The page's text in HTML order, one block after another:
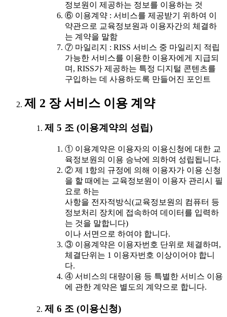
정보원이 제공하는 정보를 이용하는 것
⑥ 이용계약 : 서비스를 제공받기 위하여 이
약관으로 교육정보원과 이용자간의 체결하
는 계약을 말함
⑦ 마일리지 : RISS 서비스 중 마일리지 적립
가능한 서비스를 이용한 이용자에게 지급되
며, RISS가 제공하는 특정 디지털 콘텐츠를
구입하는 데 사용하도록 만들어진 포인트
제 2 장 서비스 이용 계약
제 5 조 (이용계약의 성립)
① 이용계약은 이용자의 이용신청에 대한 교
육정보원의 이용 승낙에 의하여 성립됩니다.
② 제 1항의 규정에 의해 이용자가 이용 신청
을 할 때에는 교육정보원이 이용자 관리시 필
요로 하는
사항을 전자적방식(교육정보원의 컴퓨터 등
정보처리 장치에 접속하여 데이터를 입력하
는 것을 말합니다)
이나 서면으로 하여야 합니다.
③ 이용계약은 이용자번호 단위로 체결하며,
체결단위는 1 이용자번호 이상이어야 합니
다.
④ 서비스의 대량이용 등 특별한 서비스 이용
에 관한 계약은 별도의 계약으로 합니다.
제 6 조 (이용신청)